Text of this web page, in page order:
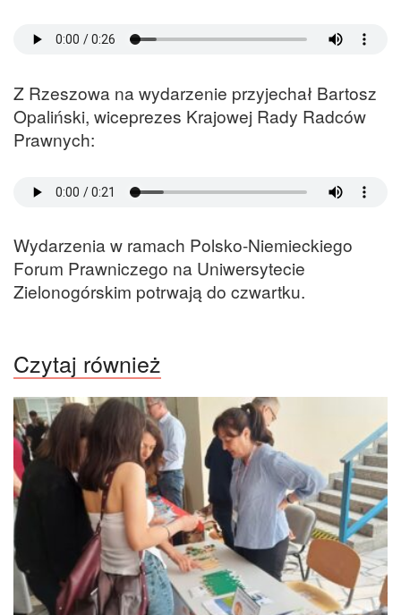
Z Rzeszowa na wydarzenie przyjechał Bartosz
Opaliński, wiceprezes Krajowej Rady Radców
Prawnych:
Wydarzenia w ramach Polsko-Niemieckiego
Forum Prawniczego na Uniwersytecie
Zielonogórskim potrwają do czwartku.
Czytaj również